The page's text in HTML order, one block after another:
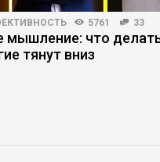
5761 33
мышление: что
тянут вниз